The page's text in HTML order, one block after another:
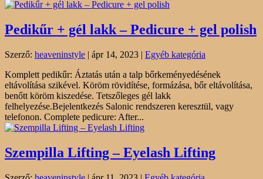
Pedikűr + gél lakk – Pedicure + gel polish
Szerző: heaveninstyle | ápr 14, 2023 | Egyéb kategória
Komplett pedikűr: Áztatás után a talp bőrkeményedésének
eltávolítása szikével. Köröm rövidítése, formázása, bőr eltávolítása,
benőtt köröm kiszedése. Tetszőleges gél lakk
felhelyezése.Bejelentkezés Salonic rendszeren keresztül, vagy
telefonon. Complete pedicure: After...
Szempilla Lifting – Eyelash Lifting